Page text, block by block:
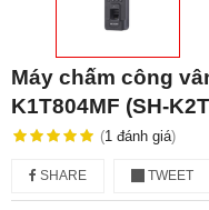
Máy chấm công
K1T804MF (SH-
(1 đánh giá)
SHARE TWEET